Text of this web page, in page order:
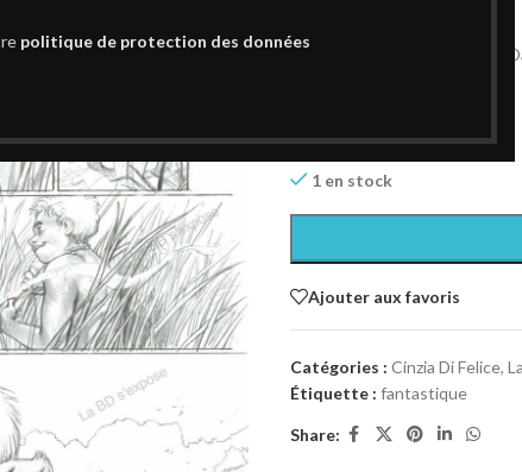
politique de protection des données
Planche originale La Fontaine
1 en stock
Ajouter aux favoris
Catégories : Cinzia Di Felice,
Étiquette : fantastique
Share: